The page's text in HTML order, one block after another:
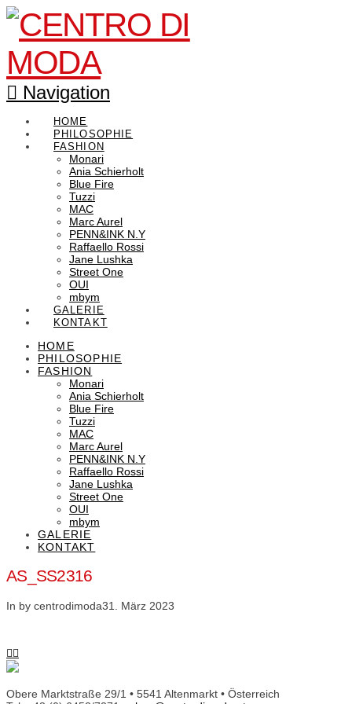
Navigation
HOME
PHILOSOPHIE
FASHION
Monari
Ania Schierholt
Blue Fire
Tuzzi
MAC
Marc Aurel
PENN&INK N.Y
Raffaello Rossi
Jane Lushka
Street One
OUI
mbym
GALERIE
KONTAKT
HOME
PHILOSOPHIE
FASHION
Monari
Ania Schierholt
Blue Fire
Tuzzi
MAC
Marc Aurel
PENN&INK N.Y
Raffaello Rossi
Jane Lushka
Street One
OUI
mbym
GALERIE
KONTAKT
AS_SS2316
In by centrodimoda31. März 2023
Obere Marktstraße 29/1 • 5541 Altenmarkt • Österreich